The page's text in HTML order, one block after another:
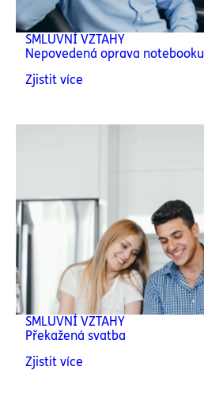
SMLUVNÍ VZTAHY
Nepovedená oprava notebooku
Zjistit více
SMLUVNÍ VZTAHY
Překažená svatba
Zjistit více